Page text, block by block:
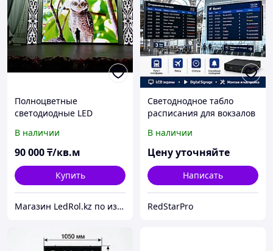
Полноцветные
светодиодные LED
В наличии
90 000₸/кв.м
Купить
Магазин LedRol.kz по изготовлению и продаже ЛЕД ЭКРАНОВ, видеонаблюдения, наружной рекламы. г.Алматы
Светоднодное табло
расписания для вокзалов
В наличии
Цену уточняйте
Написать
RedStarPro